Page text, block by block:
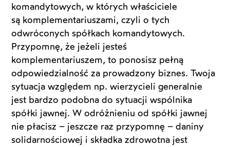
komandytowych, w których właściciele
są komplementariuszami, czyli o tych
odwróconych spółkach komandytowych.
Przypomnę, że jeżeli jesteś
komplementariuszem, to ponosisz pełną
odpowiedzialność za prowadzony biznes. Twoja
sytuacja względem np. wierzycieli generalnie
jest bardzo podobna do sytuacji wspólnika
spółki jawnej. W odróżnieniu od spółki jawnej
nie płacisz – jeszcze raz przypomnę – daniny
solidarnościowej i składka zdrowotna jest